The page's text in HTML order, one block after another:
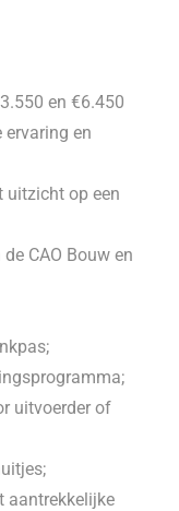
en €6.450
en
uitzicht op een
CAO Bouw en
uitvoerder of
aantrekkelijke